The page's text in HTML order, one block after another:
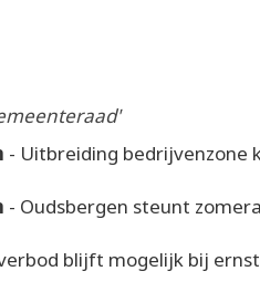
- Uitbreiding bedrijvenzone
- Oudsbergen steunt
blijft mogelijk bij